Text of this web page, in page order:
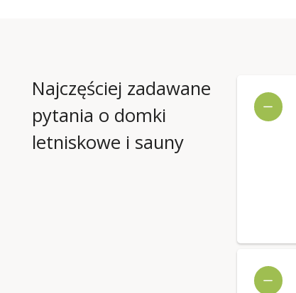
Najczęściej zadawane
pytania o domki
letniskowe i sauny